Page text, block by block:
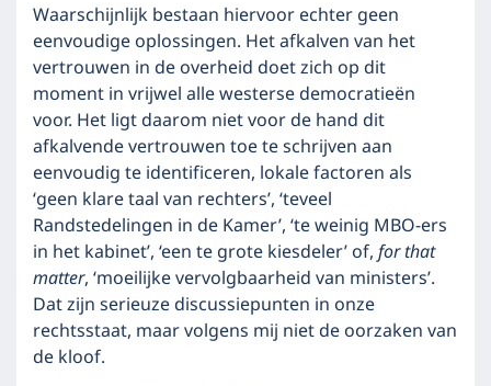
Waarschijnlijk bestaan hiervoor echter geen
eenvoudige oplossingen. Het afkalven van het
vertrouwen in de overheid doet zich op dit
moment in vrijwel alle westerse democratieën
voor. Het ligt daarom niet voor de hand dit
afkalvende vertrouwen toe te schrijven aan
eenvoudig te identificeren, lokale factoren als
‘geen klare taal van rechters’, ‘teveel
Randstedelingen in de Kamer’, ‘te weinig MBO-ers
in het kabinet’, ‘een te grote kiesdeler’ of,for that
matter, ‘moeilijke vervolgbaarheid van ministers’.
Dat zijn serieuze discussiepunten in onze
rechtsstaat, maar volgens mij niet de oorzaken van
de kloof.